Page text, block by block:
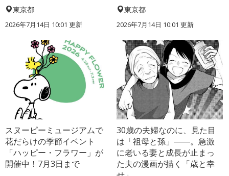
東京都
2026年7月14日 10:01 更新
東京都
2026年7月14日 10:01 更新
スヌーピーミュージアムで
花だらけの季節イベント
「ハッピー・フラワー」が
開催中！7月3日まで
30歳の夫婦なのに、見た目
は「祖母と孫」――。急激
に老いる妻と成長が止まっ
た夫の漫画が描く「歳と幸